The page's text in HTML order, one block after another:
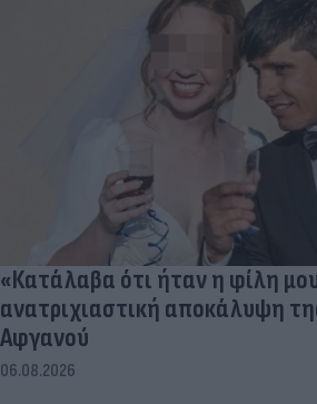
«Κατάλαβα ότι ήταν η φίλη
ανατριχιαστική αποκάλυψη
Αφγανού
06.08.2026